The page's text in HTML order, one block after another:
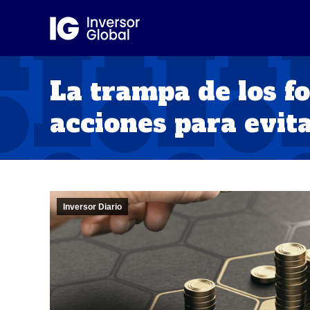
La trampa de los
acciones para
Inversor Diario